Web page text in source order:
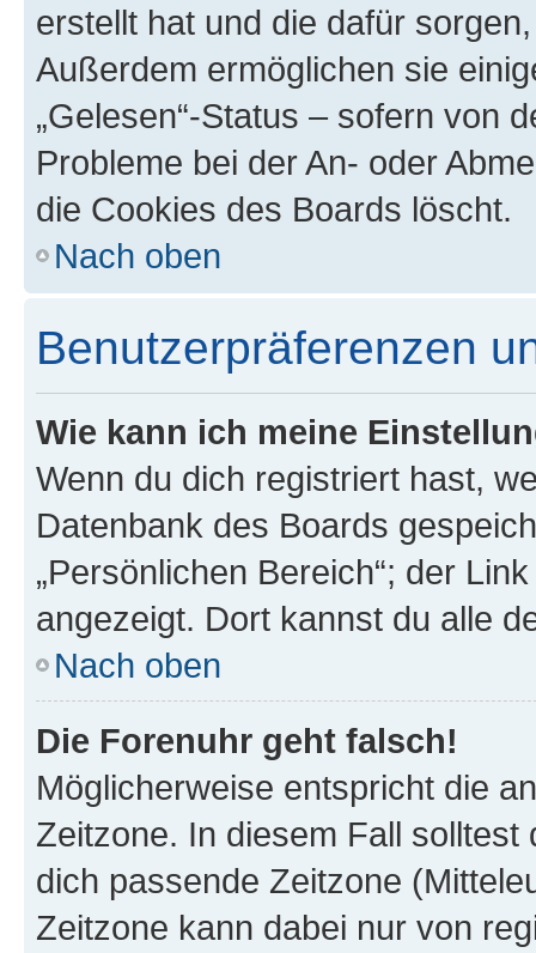
erstellt hat und die dafür
Außerdem ermöglichen sie
„Gelesen“-Status – sofern von
Probleme bei der An- oder
die Cookies des Boards löscht.
Nach oben
Benutzerpräferenzen
Wie kann ich meine
Wenn du dich registriert hast,
Datenbank des Boards
„Persönlichen Bereich“; der
angezeigt. Dort kannst du alle
Nach oben
Die Forenuhr geht falsch!
Möglicherweise entspricht die
Zeitzone. In diesem Fall solltest
dich passende Zeitzone
Zeitzone kann dabei nur von